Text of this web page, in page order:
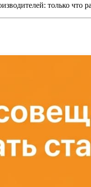
только что